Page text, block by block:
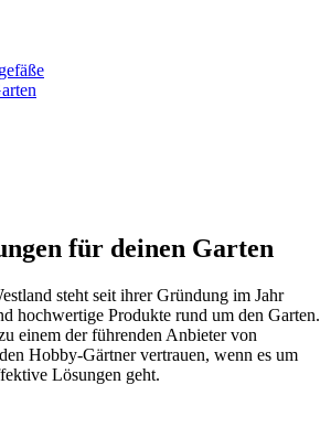
für deinen Garten
steht seit ihrer Gründung im Jahr
hochwertige Produkte rund um den Garten.
einem der führenden Anbieter von
Hobby-Gärtner vertrauen, wenn es um
Lösungen geht.